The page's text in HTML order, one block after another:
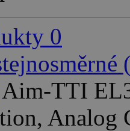
0
Aim-TTI
Analog